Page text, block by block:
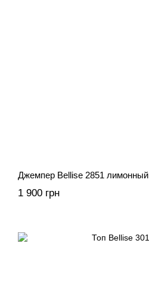
Джемпер Bellise 2851 лимонный
1 900 грн